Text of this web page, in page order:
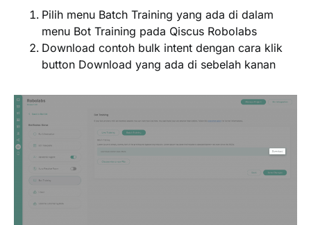
Pilih menu Batch Training yang ada di dalam
menu Bot Training pada Qiscus Robolabs
Download contoh bulk intent dengan cara klik
button Download yang ada di sebelah kanan